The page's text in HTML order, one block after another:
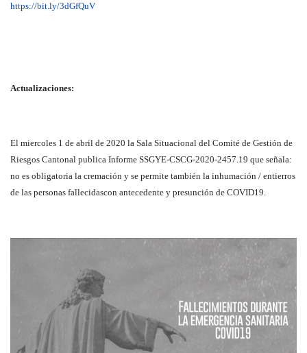
https://bit.ly/3dGfQuV
Actualizaciones:
El miercoles 1 de abril de 2020 la Sala Situacional del Comité de Gestión de
Riesgos Cantonal publica Informe SSGYE-CSCG-2020-2457.19 que señala:
no es obligatoria la cremación y se permite también la inhumación / entierros
de las personas fallecidascon antecedente y presunción de COVID19.